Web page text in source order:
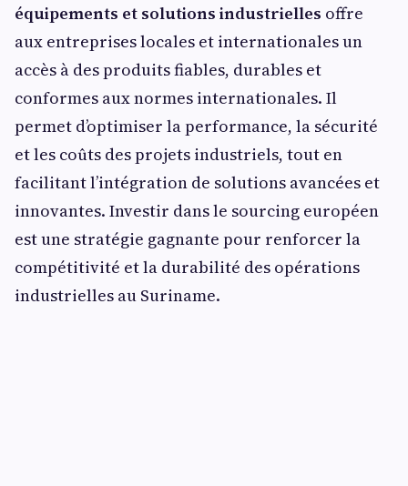
équipements et solutions industrielles offre
aux entreprises locales et internationales un
accès à des produits fiables, durables et
conformes aux normes internationales. Il
permet d’optimiser la performance, la sécurité
et les coûts des projets industriels, tout en
facilitant l’intégration de solutions avancées et
innovantes. Investir dans le sourcing européen
est une stratégie gagnante pour renforcer la
compétitivité et la durabilité des opérations
industrielles au Suriname.